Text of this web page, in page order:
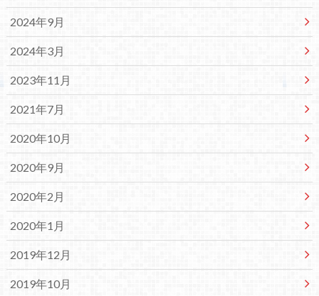
2024年9月
2024年3月
2023年11月
2021年7月
2020年10月
2020年9月
2020年2月
2020年1月
2019年12月
2019年10月